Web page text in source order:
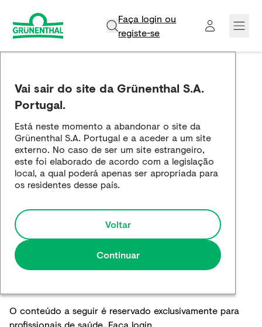
Faça login ou
registe-se​
Inovação e Ciência
Empregos e carreira
Media
Vai sair do site da Grünenthal S.A.
Portugal.
Está neste momento a abandonar o site da
Grünenthal S.A. Portugal e a aceder a um site
externo. No caso de ser um site estrangeiro,
este foi elaborado de acordo com a legislação
local, a qual poderá apenas ser apropriada para
os residentes desse país.
Voltar
Continuar
O conteúdo a seguir é reservado exclusivamente para